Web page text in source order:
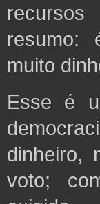
resumo:
muito
Esse é
dinheiro,
voto;